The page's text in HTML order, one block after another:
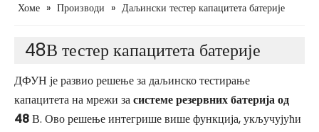
Решења
Индустриес
Подршка
Преузимања
Решења
Индустриес
Подршка
Преузимања
Решења
Индустриес
Подршка
Преузимања
Решења
Индустриес
Подршка
Преузимања
Хоме » Производи » Даљински тестер капацитета батерије
48В тестер капацитета батерије
ДФУН је развио решење за даљинско тестирање
капацитета на мрежи засистеме резервних батерија од
48В. Ово решење интегрише више функција, укључујући